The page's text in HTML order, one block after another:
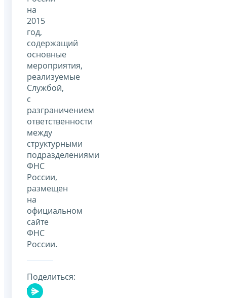
на
2015
год,
содержащий
основные
мероприятия,
реализуемые
Службой,
с
разграничением
ответственности
между
структурными
подразделениями
ФНС
России,
размещен
на
официальном
сайте
ФНС
России.
Поделиться: